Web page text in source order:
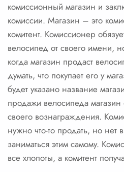
комиссионный магазин и
комиссии. Магазин – это
комитент. Комиссионер
велосипед от своего имени,
когда магазин продаст
думать, что покупает его у
будет указано название
продажи велосипеда магазин
своего вознаграждения.
нужно что-то продать, но
заниматься этим самому.
все хлопоты, а комитент